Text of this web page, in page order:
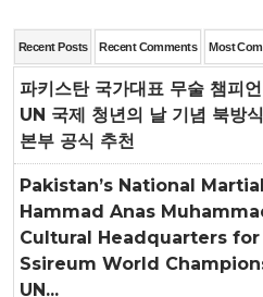
Recent Posts Recent Comments Most
파키스탄 국가대표 무술 챔피
UN 국제 청년의 날 기념 북방
본부 공식 추천
Pakistan’s National
Hammad Anas
Cultural Headquarters
Ssireum World
UN...